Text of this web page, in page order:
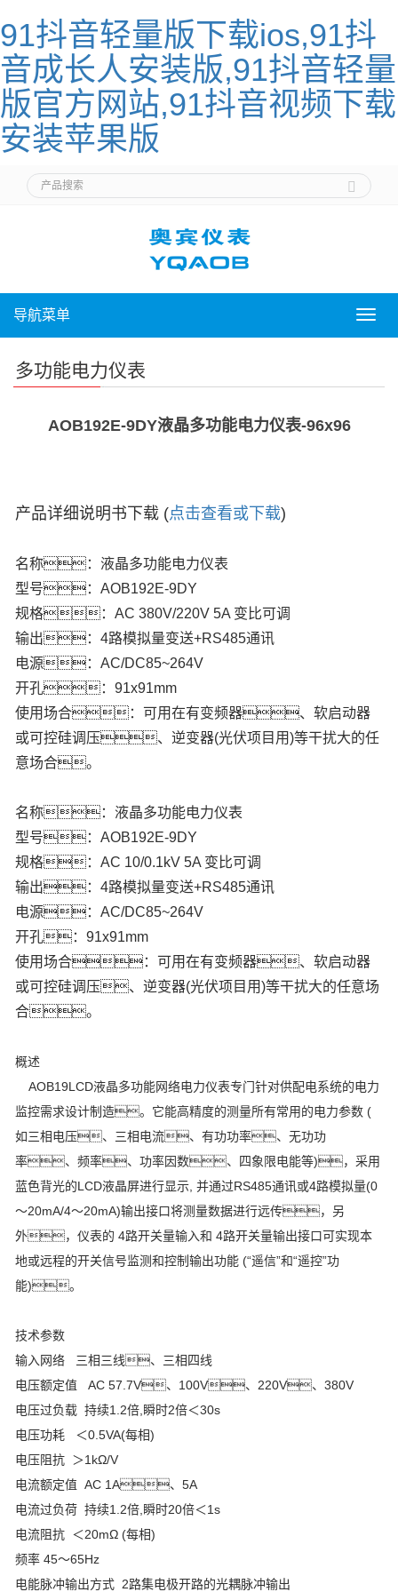
91抖音轻量版下载ios,91抖
音成长人安装版,91抖音轻量
版官方网站,91抖音视频下载
安装苹果版
导
导航菜单
多功能电力仪表
AOB192E-9DY液晶多功能电力仪表-96x96
产品详细说明书下载 (点击查看或下载)
名称：液晶多功能电力仪表
型号：AOB192E-9DY
规格：AC 380V/220V 5A 变比可调
输出：4路模拟量变送+RS485通讯
电源：AC/DC85~264V
开孔：91x91mm
使用场合：可用在有变频器、软启动器
或可控硅调压、逆变器(光伏项目用)等干扰大的任
意场合。
名称：液晶多功能电力仪表
型号：AOB192E-9DY
规格：AC 10/0.1kV 5A 变比可调
输出：4路模拟量变送+RS485通讯
电源：AC/DC85~264V
开孔：91x91mm
使用场合：可用在有变频器、软启动器
或可控硅调压、逆变器(光伏项目用)等干扰大的任意场
合。
概述
AOB19LCD液晶多功能网络电力仪表专门针对供配电系统的电力
监控需求设计制造。它能高精度的测量所有常用的电力参数 (
如三相电压、三相电流、有功功率、无功功
率、频率、功率因数、四象限电能等)，采用
蓝色背光的LCD液晶屏进行显示, 并通过RS485通讯或4路模拟量(0
～20mA/4～20mA)输出接口将测量数据进行远传，另
外，仪表的 4路开关量输入和 4路开关量输出接口可实现本
地或远程的开关信号监测和控制输出功能 (“遥信”和“遥控”功
能)。
技术参数
输入网络 三相三线、三相四线
电压额定值 AC 57.7V、100V、220V、380V
电压过负载 持续1.2倍,瞬时2倍＜30s
电压功耗 ＜0.5VA(每相)
电压阻抗 ＞1kΩ/V
电流额定值 AC 1A、5A
电流过负荷 持续1.2倍,瞬时20倍＜1s
电流阻抗 ＜20mΩ (每相)
频率 45～65Hz
电能脉冲输出方式 2路集电极开路的光耦脉冲输出